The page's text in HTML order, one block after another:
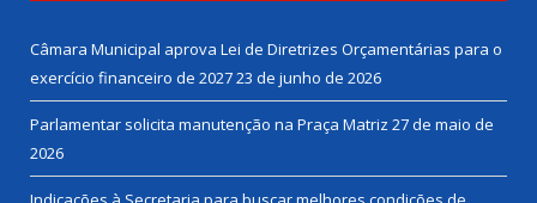
Câmara Municipal aprova Lei de Diretrizes Orçamentárias para o
exercício financeiro de 202723 de junho de 2026
Parlamentar solicita manutenção na Praça Matriz 27 de maio de
2026